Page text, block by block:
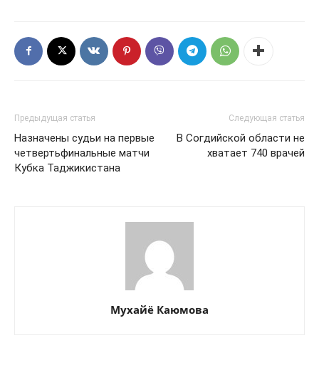
Предыдущая статья
Назначены судьи на первые
четвертьфинальные матчи
Кубка Таджикистана
Следующая статья
В Согдийской области не
хватает 740 врачей
Мухайё Каюмова